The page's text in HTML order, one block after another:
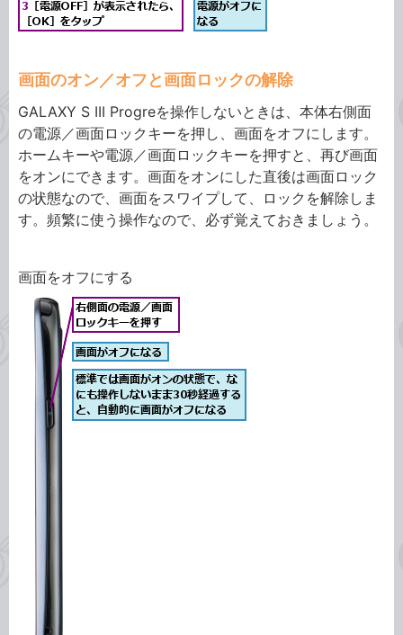
画面のオン／オフと画面ロックの解除
GALAXY S III Progreを操作しないときは、本体右側面
の電源／画面ロックキーを押し、画面をオフにします。
ホームキーや電源／画面ロックキーを押すと、再び画面
をオンにできます。画面をオンにした直後は画面ロック
の状態なので、画面をスワイプして、ロックを解除しま
す。頻繁に使う操作なので、必ず覚えておきましょう。
画面をオフにする